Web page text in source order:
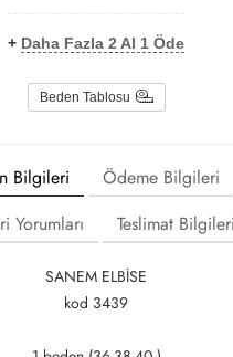
+ Daha Fazla 2 Al 1 Öde
Beden Tablosu
Bilgileri
Ödeme Bilgileri
Yorumları
Teslimat Bilgileri
SANEM ELBİSE
kod 3439